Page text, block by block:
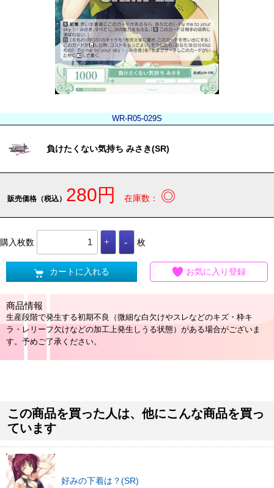
WR-R05-029S
負けたくない気持ち みさき(SR)
販売価格（税込） 280円 在庫数： ◎
購入枚数 枚
カートに入れる お気に入り登録
商品情報
生産段階で発生する初期不良（微細な白欠けやスレなどのキズ・枠キ
ラ・レリーフ欠けなどの加工上発生しうる状態）がある場合がございま
す。予めご了承ください。
この商品を買った人は、他にこんな商品を買っ
ています
好みの下着は？(SR)